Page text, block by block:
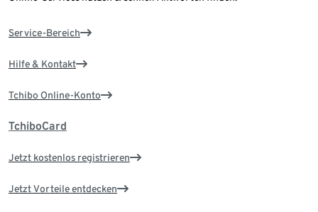
Service-Bereich
Hilfe & Kontakt
Tchibo Online-Konto
TchiboCard
Jetzt kostenlos registrieren
Jetzt Vorteile entdecken